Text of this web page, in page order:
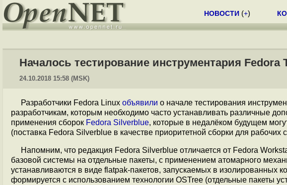
НОВОСТИ (+)
Началось тестирование инструментария Fedora
24.10.2018 15:58 (MSK)
Разработчики Fedora Linux объявили о начале тестирования
разработчикам, которым необходимо часто устанавливать различные
применения сборок Fedora Silverblue, которые в недалёком будущем
(поставка Fedora Silverblue в качестве приоритетной сборки для рабочих
Напомним, что редакция Fedora Silverblue отличается от Fedora
базовой системы на отдельные пакеты, с применением атомарного
устанавливаются в виде flatpak-пакетов, запускаемых в изолированных
формируется с использованием технологии OSTree (отдельные пакеты